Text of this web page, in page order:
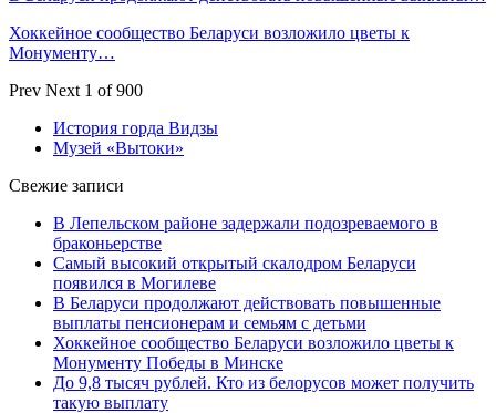
Хоккейное сообщество Беларуси возложило цветы к
Монументу…
Prev Next 1 of 900
История горда Видзы
Музей «Вытоки»
Свежие записи
В Лепельском районе задержали подозреваемого в
браконьерстве
Самый высокий открытый скалодром Беларуси
появился в Могилеве
В Беларуси продолжают действовать повышенные
выплаты пенсионерам и семьям с детьми
Хоккейное сообщество Беларуси возложило цветы к
Монументу Победы в Минске
До 9,8 тысяч рублей. Кто из белорусов может получить
такую выплату